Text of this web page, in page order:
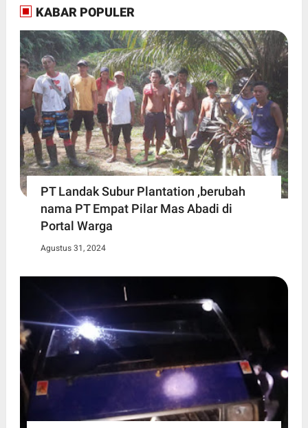
KABAR POPULER
PT Landak Subur Plantation ,berubah
nama PT Empat Pilar Mas Abadi di
Portal Warga
Agustus 31, 2024